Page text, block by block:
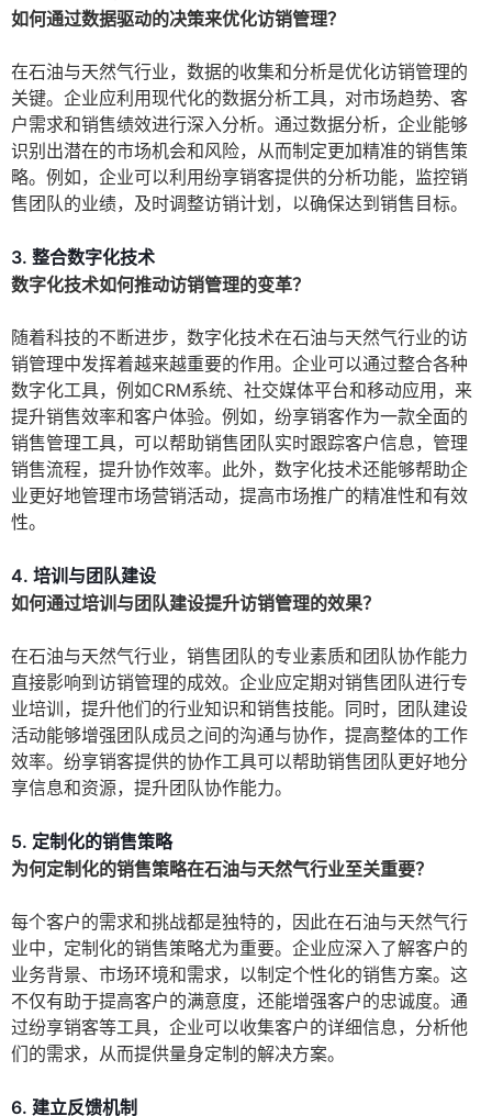
如何通过数据驱动的决策来优化访销管理？
在石油与天然气行业，数据的收集和分析是优化访销管理的
关键。企业应利用现代化的数据分析工具，对市场趋势、客
户需求和销售绩效进行深入分析。通过数据分析，企业能够
识别出潜在的市场机会和风险，从而制定更加精准的销售策
略。例如，企业可以利用纷享销客提供的分析功能，监控销
售团队的业绩，及时调整访销计划，以确保达到销售目标。
3. 整合数字化技术
数字化技术如何推动访销管理的变革？
随着科技的不断进步，数字化技术在石油与天然气行业的访
销管理中发挥着越来越重要的作用。企业可以通过整合各种
数字化工具，例如CRM系统、社交媒体平台和移动应用，来
提升销售效率和客户体验。例如，纷享销客作为一款全面的
销售管理工具，可以帮助销售团队实时跟踪客户信息，管理
销售流程，提升协作效率。此外，数字化技术还能够帮助企
业更好地管理市场营销活动，提高市场推广的精准性和有效
性。
4. 培训与团队建设
如何通过培训与团队建设提升访销管理的效果？
在石油与天然气行业，销售团队的专业素质和团队协作能力
直接影响到访销管理的成效。企业应定期对销售团队进行专
业培训，提升他们的行业知识和销售技能。同时，团队建设
活动能够增强团队成员之间的沟通与协作，提高整体的工作
效率。纷享销客提供的协作工具可以帮助销售团队更好地分
享信息和资源，提升团队协作能力。
5. 定制化的销售策略
为何定制化的销售策略在石油与天然气行业至关重要？
每个客户的需求和挑战都是独特的，因此在石油与天然气行
业中，定制化的销售策略尤为重要。企业应深入了解客户的
业务背景、市场环境和需求，以制定个性化的销售方案。这
不仅有助于提高客户的满意度，还能增强客户的忠诚度。通
过纷享销客等工具，企业可以收集客户的详细信息，分析他
们的需求，从而提供量身定制的解决方案。
6. 建立反馈机制